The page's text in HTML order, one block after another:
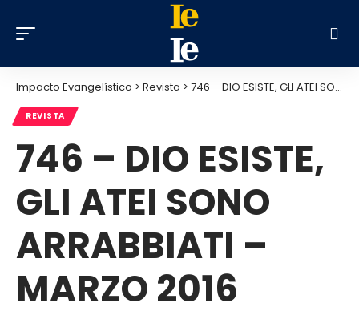
Impacto Evangelístico > Revista > 746 – DIO ESISTE, GLI ATEI SONO ARRABBIATI – MARZO 2016
REVISTA
746 – DIO ESISTE,
GLI ATEI SONO
ARRABBIATI –
MARZO 2016